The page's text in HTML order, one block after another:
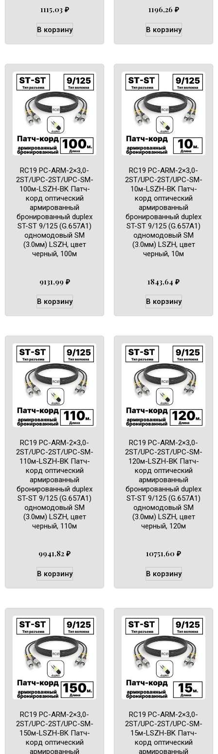
1115,03 ₽
В корзину
1196,26 ₽
В корзину
RC19 PC-ARM-2×3,0-
2ST/UPC-2ST/UPC-SM-
100м-LSZH-BK Патч-
корд оптический
армированный
бронированный duplex
ST-ST 9/125 (G.657A1)
одномодовый SM
(3.0мм) LSZH, цвет
черный, 100м
9131,99 ₽
В корзину
RC19 PC-ARM-2×3,0-
2ST/UPC-2ST/UPC-SM-
10м-LSZH-BK Патч-
корд оптический
армированный
бронированный duplex
ST-ST 9/125 (G.657A1)
одномодовый SM
(3.0мм) LSZH, цвет
черный, 10м
1843,64 ₽
В корзину
RC19 PC-ARM-2×3,0-
2ST/UPC-2ST/UPC-SM-
110м-LSZH-BK Патч-
корд оптический
армированный
бронированный duplex
ST-ST 9/125 (G.657A1)
одномодовый SM
(3.0мм) LSZH, цвет
черный, 110м
9941,82 ₽
В корзину
RC19 PC-ARM-2×3,0-
2ST/UPC-2ST/UPC-SM-
120м-LSZH-BK Патч-
корд оптический
армированный
бронированный duplex
ST-ST 9/125 (G.657A1)
одномодовый SM
(3.0мм) LSZH, цвет
черный, 120м
10751,60 ₽
В корзину
RC19 PC-ARM-2×3,0-
2ST/UPC-2ST/UPC-SM-
150м-LSZH-BK Патч-
корд оптический
армированный
RC19 PC-ARM-2×3,0-
2ST/UPC-2ST/UPC-SM-
15м-LSZH-BK Патч-
корд оптический
армированный